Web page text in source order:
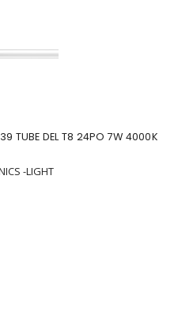
TUBE DEL T8 24PO 7W 4000K
-LIGHT